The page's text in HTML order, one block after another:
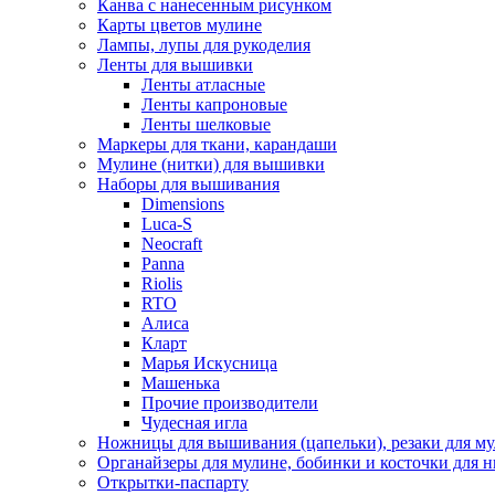
Канва с нанесенным рисунком
Карты цветов мулине
Лампы, лупы для рукоделия
Ленты для вышивки
Ленты атласные
Ленты капроновые
Ленты шелковые
Маркеры для ткани, карандаши
Мулине (нитки) для вышивки
Наборы для вышивания
Dimensions
Luca-S
Neocraft
Panna
Riolis
RTO
Алиса
Кларт
Марья Искусница
Машенька
Прочие производители
Чудесная игла
Ножницы для вышивания (цапельки), резаки для
Органайзеры для мулине, бобинки и косточки для
Открытки-паспарту